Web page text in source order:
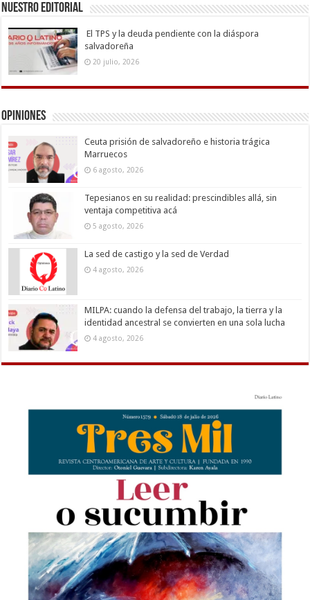
Nuestro Editorial
El TPS y la deuda pendiente con la diáspora
salvadoreña
20 julio, 2026
Opiniones
Ceuta prisión de salvadoreño e historia trágica
Marruecos
6 agosto, 2026
Tepesianos en su realidad: prescindibles allá, sin
ventaja competitiva acá
5 agosto, 2026
La sed de castigo y la sed de Verdad
4 agosto, 2026
MILPA: cuando la defensa del trabajo, la tierra y la
identidad ancestral se convierten en una sola lucha
4 agosto, 2026